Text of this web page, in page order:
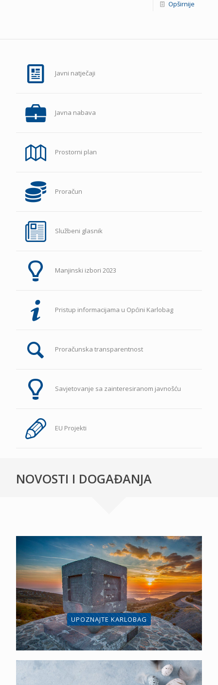
Opširnije
Javni natječaji
Javna nabava
Prostorni plan
Proračun
Službeni glasnik
Manjinski izbori 2023
Pristup informacijama u Općini Karlobag
Proračunska transparentnost
Savjetovanje sa zainteresiranom javnošću
EU Projekti
NOVOSTI I DOGAĐANJA
UPOZNAJTE KARLOBAG